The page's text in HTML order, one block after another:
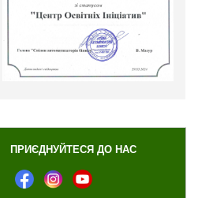
ПРИЄДНУЙТЕСЯ ДО НАС